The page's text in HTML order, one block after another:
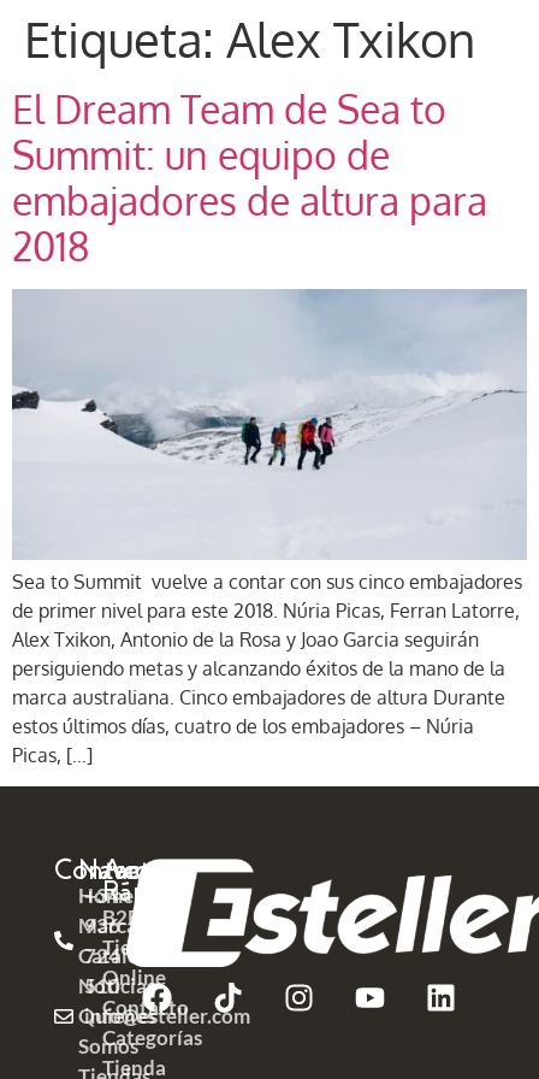
Etiqueta: Alex Txikon
El Dream Team de Sea to
Summit: un equipo de
embajadores de altura para
2018
Sea to Summit vuelve a contar con sus cinco embajadores
de primer nivel para este 2018. Núria Picas, Ferran Latorre,
Alex Txikon, Antonio de la Rosa y Joao Garcia seguirán
persiguiendo metas y alcanzando éxitos de la mano de la
marca australiana. Cinco embajadores de altura Durante
estos últimos días, cuatro de los embajadores – Núria
Picas, […]
Contacto
+34
936
724
510
info@esteller.com
Navega
Home
Marcas
Catálogos
Noticias
Quienes
Somos
Acceso
Rápido
B2B
Tienda
Online
Contacto
Categorías
Tienda